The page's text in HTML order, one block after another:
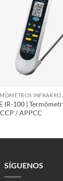
IR-100 |
/ APPCC
SÍGUENOS